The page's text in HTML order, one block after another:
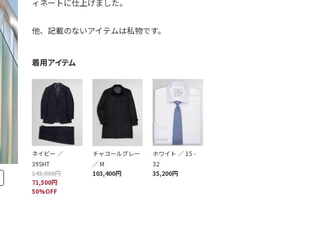
ィネートに仕上げました。
他、記載のないアイテムは私物です。
着用アイテム
ネイビー ／
39SHT
143,000円
71,500円
50%OFF
チャコールグレー
／ M
103,400円
ホワイト ／ 15 -
32
35,200円